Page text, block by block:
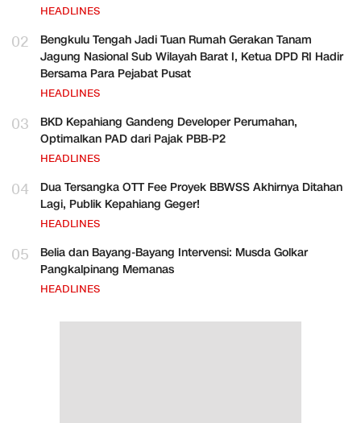
HEADLINES
02
Bengkulu Tengah Jadi Tuan Rumah Gerakan Tanam
Jagung Nasional Sub Wilayah Barat I, Ketua DPD RI Hadir
Bersama Para Pejabat Pusat
HEADLINES
03
BKD Kepahiang Gandeng Developer Perumahan,
Optimalkan PAD dari Pajak PBB-P2
HEADLINES
04
Dua Tersangka OTT Fee Proyek BBWSS Akhirnya Ditahan
Lagi, Publik Kepahiang Geger!
HEADLINES
05
Belia dan Bayang-Bayang Intervensi: Musda Golkar
Pangkalpinang Memanas
HEADLINES